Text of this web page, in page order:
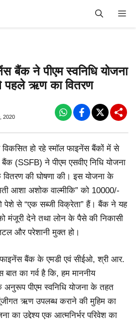
बैंक ने पीएम स्वनिधि योजना
पहले ऋण का वितरण
2020
हो रहे स्मॉल फाइनेंस बैंकों में से
(SSFB) ने पीएम एसवीए निधि योजना
की घोषणा की। इस योजना के
आशा अशोक वाल्मीकि” को 10000/-
पेशे से “एक सब्जी विक्रेता” हैं। बैंक ने यह
मंजूरी देने तथा लोन के पैसे की निकासी
और परेशानी मुक्त हो।
फाइनेंस बैंक के एमडी एवं सीईओ, श्री आर.
बात का गर्व है कि, हम माननीय
अनुरूप पीएम स्वनिधि योजना के तहत
ऋण उपलब्ध कराने की मुहिम का
का उद्देश्य एक आत्मनिर्भर परिवेश का